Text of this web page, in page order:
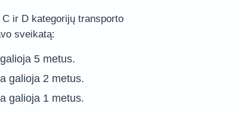
ir D kategorijų transporto
sveikatą:
5 metus.
galioja 2 metus.
galioja 1 metus.